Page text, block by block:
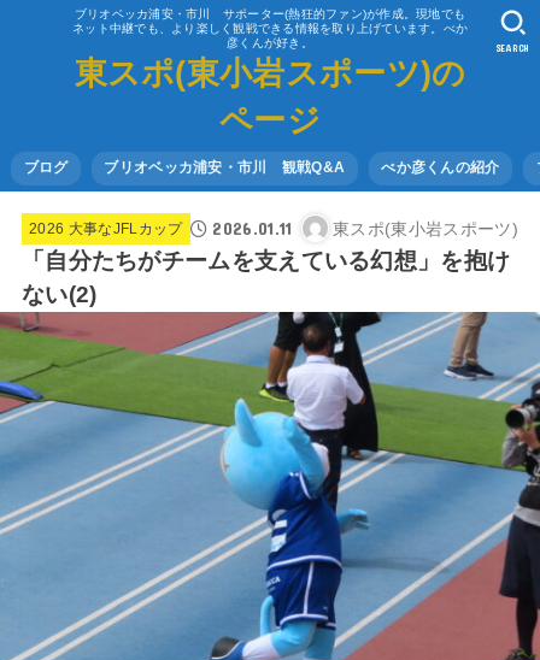
ブリオベッカ浦安・市川 サポーター(熱狂的ファン)が作成。現地でも
ネット中継でも、より楽しく観戦できる情報を取り上げています。べか
彦くんが好き。
東スポ(東小岩スポーツ)の
ページ
ブログ ブリオベッカ浦安・市川 観戦Q&A べか彦くんの紹介
SEARCH
2026 大事なJFLカップ 2026.01.11 東スポ(東小岩スポーツ)
「自分たちがチームを支えている幻想」を抱け
ない(2)